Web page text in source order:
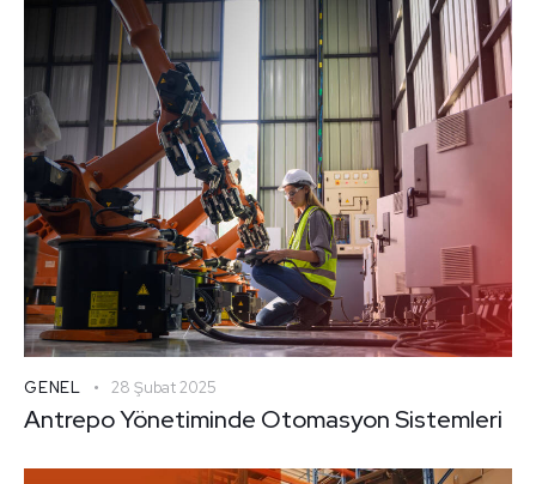
GENEL 28 Şubat 2025
Antrepo Yönetiminde Otomasyon Sistemleri